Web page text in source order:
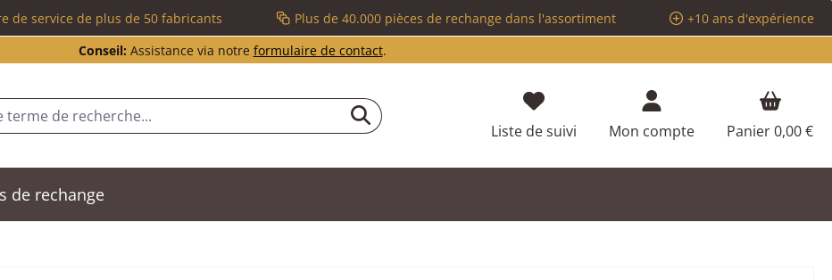
de service de plus de 50 fabricants Plus de 40.000 pièces de rechange dans l'assortiment
+10 ans d'expérience
Conseil: Assistance via notre formulaire de contact.
Liste de suivi Vous avez 0 articles dans votre liste
Mon compte Panier0,00 €
de rechange